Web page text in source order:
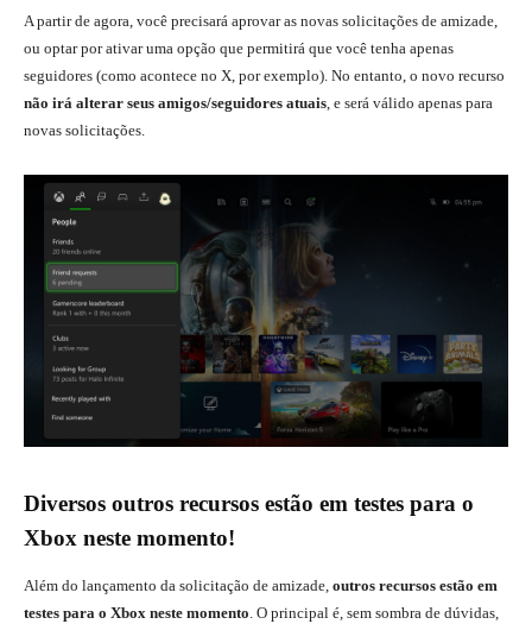
A partir de agora, você precisará aprovar as novas solicitações de amizade,
ou optar por ativar uma opção que permitirá que você tenha apenas
seguidores (como acontece no X, por exemplo). No entanto, o novo recurso
não irá alterar seus amigos/seguidores atuais , e será válido apenas para
novas solicitações.
Diversos outros recursos estão em testes para o
Xbox neste momento!
Além do lançamento da solicitação de amizade, outros recursos estão em
testes para o Xbox neste momento. O principal é, sem sombra de dúvidas,